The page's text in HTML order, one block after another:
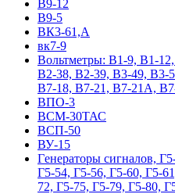
В9-12
В9-5
ВК3-61,А
вк7-9
Вольтметры: В1-9, В1-
В2-38, В2-39, В3-49, В3-
В7-18, В7-21, В7-21А,
ВПО-3
ВСМ-30ТАС
ВСП-50
ВУ-15
Гeнepaтopы cигнaлoв,
Г5-54, Г5-56, Г5-60, Г5-
72, Г5-75, Г5-79, Г5-80,